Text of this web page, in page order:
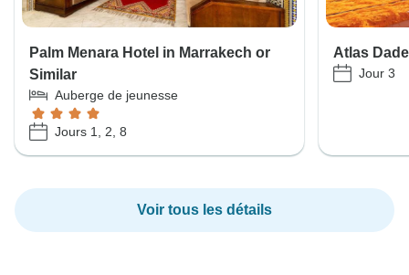
Palm Menara Hotel in Marrakech or
Similar
Auberge de jeunesse
Jours 1, 2, 8
Atlas
Jour 3
Voir tous les détails